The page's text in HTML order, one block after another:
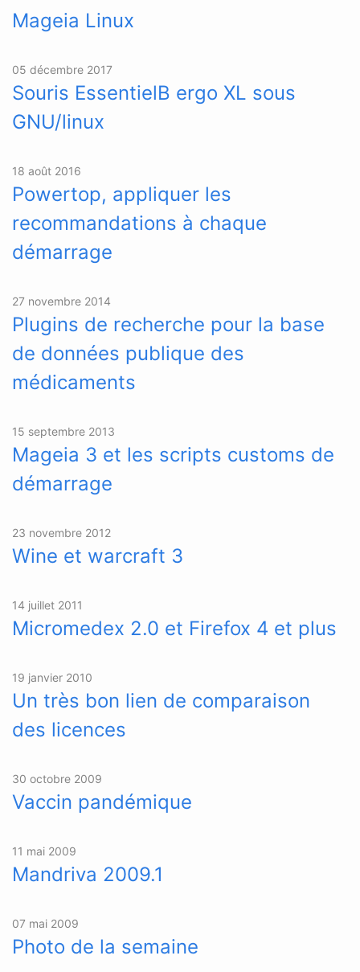
Mageia Linux
05 décembre 2017
Souris EssentielB ergo XL sous
GNU/linux
18 août 2016
Powertop, appliquer les
recommandations à chaque
démarrage
27 novembre 2014
Plugins de recherche pour la base
de données publique des
médicaments
15 septembre 2013
Mageia 3 et les scripts customs de
démarrage
23 novembre 2012
Wine et warcraft 3
14 juillet 2011
Micromedex 2.0 et Firefox 4 et plus
19 janvier 2010
Un très bon lien de comparaison
des licences
30 octobre 2009
Vaccin pandémique
11 mai 2009
Mandriva 2009.1
07 mai 2009
Photo de la semaine